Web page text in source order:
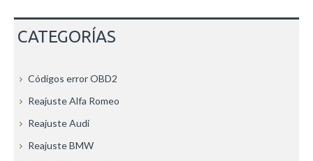
CATEGORÍAS
Códigos error OBD2
Reajuste Alfa Romeo
Reajuste Audi
Reajuste BMW